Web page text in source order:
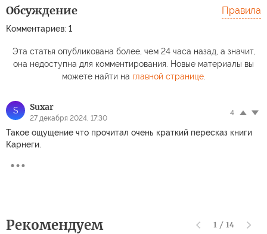
Обсуждение
Комментариев: 1
Правила
Эта статья опубликована более, чем 24 часа назад, а значит,
она недоступна для комментирования. Новые материалы вы
можете найти на главной странице.
S Suxar
27 декабря 2024, 17:30
4
Такое ощущение что прочитал очень краткий пересказ книги
Карнеги.
Рекомендуем 1 / 14